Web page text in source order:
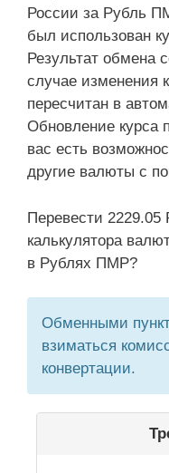
России за Рубль
был использован
Результат обмена
случае изменения
пересчитан в
Обновление курса
вас есть
другие валюты с
Перевести
калькулятора
в Рублях ПМР?
Обменными
взиматься
конвертации.